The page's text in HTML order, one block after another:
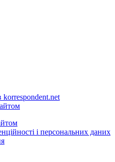
korrespondent.net
і персональних даних